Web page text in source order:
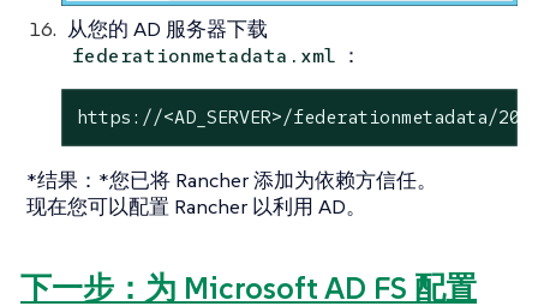
从您的 AD 服务器下载
federationmetadata.xml ：
https://<AD_SERVER>/federationmetadata/
*结果：*您已将 Rancher 添加为依赖方信任。
现在您可以配置 Rancher 以利用 AD。
下一步：为 Microsoft AD FS 配置